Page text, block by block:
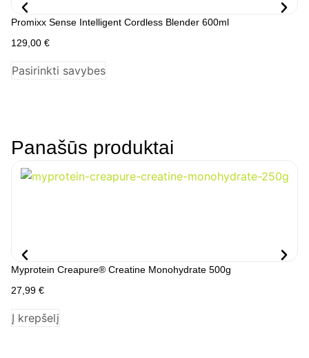
Promixx Sense Intelligent Cordless Blender 600ml
129,00 €
Pasirinkti savybes
Panašūs produktai
Myprotein Creapure® Creatine Monohydrate 500g
27,99 €
Į krepšelį